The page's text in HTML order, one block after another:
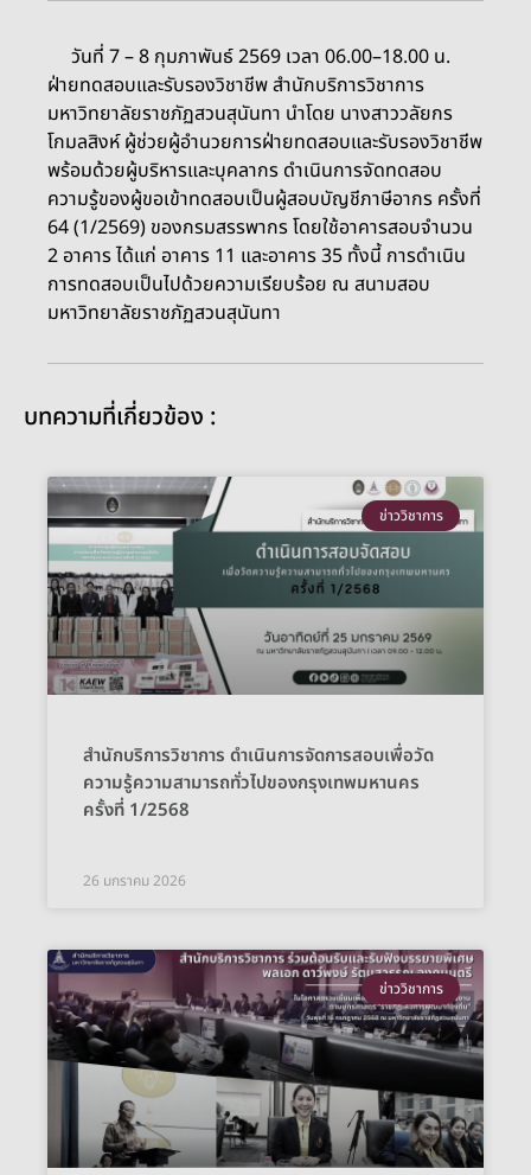
วันที่ 7 – 8 กุมภาพันธ์ 2569 เวลา 06.00–18.00 น.
ฝ่ายทดสอบและรับรองวิชาชีพ สำนักบริการวิชาการ
มหาวิทยาลัยราชภัฏสวนสุนันทา นำโดย นางสาววลัยกร
โกมลสิงห์ ผู้ช่วยผู้อำนวยการฝ่ายทดสอบและรับรองวิชาชีพ
พร้อมด้วยผู้บริหารและบุคลากร ดำเนินการจัดทดสอบ
ความรู้ของผู้ขอเข้าทดสอบเป็นผู้สอบบัญชีภาษีอากร ครั้งที่
64 (1/2569) ของกรมสรรพากร โดยใช้อาคารสอบจำนวน
2 อาคาร ได้แก่ อาคาร 11 และอาคาร 35 ทั้งนี้ การดำเนิน
การทดสอบเป็นไปด้วยความเรียบร้อย ณ สนามสอบ
มหาวิทยาลัยราชภัฏสวนสุนันทา
บทความที่เกี่ยวข้อง :
ข่าววิชาการ
สำนักบริการวิชาการ ดำเนินการจัดการสอบเพื่อวัด
ความรู้ความสามารถทั่วไปของกรุงเทพมหานคร
ครั้งที่ 1/2568
26 มกราคม 2026
ข่าววิชาการ